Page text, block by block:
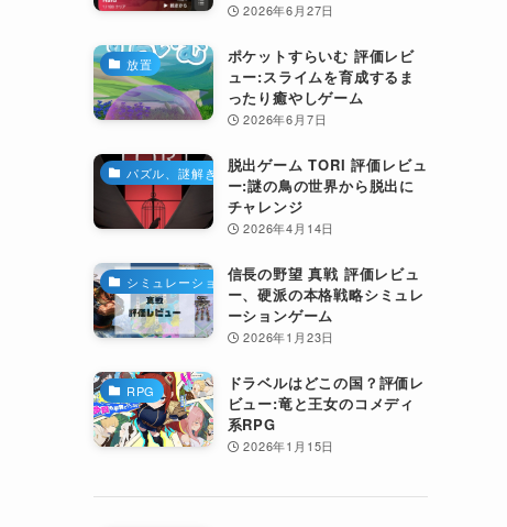
2026年6月27日
放置
ポケットすらいむ 評価レビ
ュー:スライムを育成するま
ったり癒やしゲーム
2026年6月7日
パズル、謎解き
脱出ゲーム TORI 評価レビュ
ー:謎の鳥の世界から脱出に
チャレンジ
2026年4月14日
シミュレーション信長の野望 真戦 評価レビュ
ー、硬派の本格戦略シミュレ
ーションゲーム
2026年1月23日
RPG
ドラベルはどこの国？評価レ
ビュー:竜と王女のコメディ
系RPG
2026年1月15日